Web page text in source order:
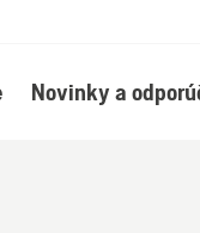
Novinky a